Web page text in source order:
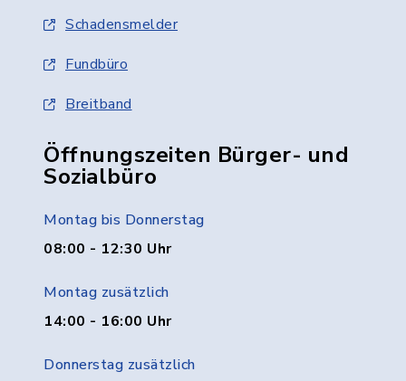
Schadensmelder
Fundbüro
Breitband
Öffnungszeiten Bürger- und
Sozialbüro
Montag bis Donnerstag
08:00 - 12:30 Uhr
Montag zusätzlich
14:00 - 16:00 Uhr
Donnerstag zusätzlich